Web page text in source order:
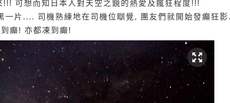
!!! 可想而知日本人對天空之鏡的熱愛及瘋狂程度!!!
一片.... 司機熟練地在司機位瞓覺, 團友們就開始發癲狂
癲! 亦都凍到癲!